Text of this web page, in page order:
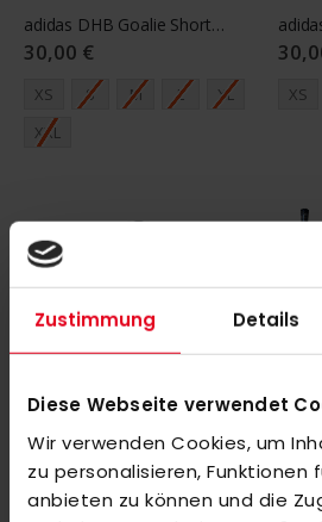
Zustimmung Details
Diese Webseite verwendet
Wir verwenden Cookies, um
zu personalisieren, Funktionen
anbieten zu können und die
adidas DHB Goalie Shorts Unisex Sky
30,00 €
XS S M L
XL
XXL
XS
adidas DHB Goalie Jersey Unisex Grey
80,00 €